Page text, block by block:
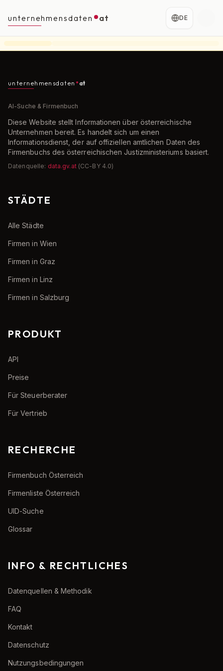
unternehmensdaten at DE
unternehmensdaten at
AI-Suche & Firmenbuch
Diese Website stellt Informationen über österreichische
Unternehmen bereit. Es handelt sich um einen
Informationsdienst, der auf offiziellen amtlichen Daten des
Firmenbuchs des österreichischen Justizministeriums basiert.
Datenquelle: data.gv.at (CC-BY 4.0)
STÄDTE
Alle Städte
Firmen in Wien
Firmen in Graz
Firmen in Linz
Firmen in Salzburg
PRODUKT
API
Preise
Für Steuerberater
Für Vertrieb
RECHERCHE
Firmenbuch Österreich
Firmenliste Österreich
UID-Suche
Glossar
INFO & RECHTLICHES
Datenquellen & Methodik
FAQ
Kontakt
Datenschutz
Nutzungsbedingungen